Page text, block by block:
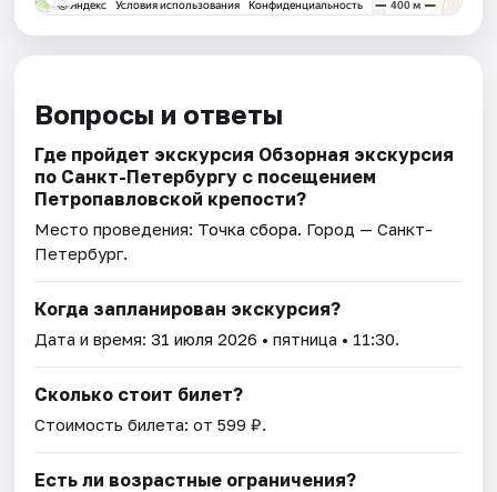
Вопросы и ответы
Где пройдет экскурсия Обзорная экскурсия
по Санкт-Петербургу с посещением
Петропавловской крепости?
Место проведения: Точка сбора. Город — Санкт-
Петербург.
Когда запланирован экскурсия?
Дата и время:31 июля 2026 • пятница • 11:30.
Сколько стоит билет?
Стоимость билета: от 599 ₽.
Есть ли возрастные ограничения?